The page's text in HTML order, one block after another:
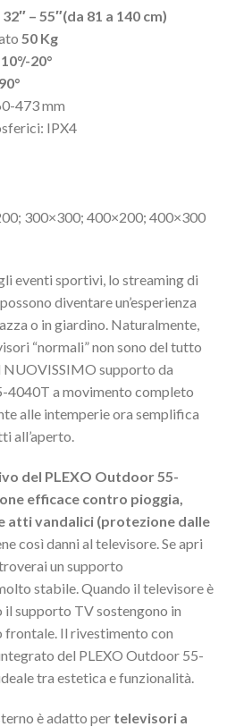
32″ – 55″(da 81 a 140 cm)
50 Kg
20°
473 mm
IPX4
300×300; 400×200; 400×300
eventi sportivi, lo streaming di
diventare un’esperienza
o in giardino. Naturalmente,
“normali” non sono del tutto
NUOVISSIMO supporto da
4040T a movimento completo
alle intemperie ora semplifica
all’aperto.
del PLEXO Outdoor 55-
efficace contro pioggia,
atti vandalici (protezione dalle
così danni al televisore. Se apri
un supporto
stabile. Quando il televisore è
il supporto TV sostengono in
Il rivestimento con
del PLEXO Outdoor 55-
tra estetica e funzionalità.
è adatto per televisori a